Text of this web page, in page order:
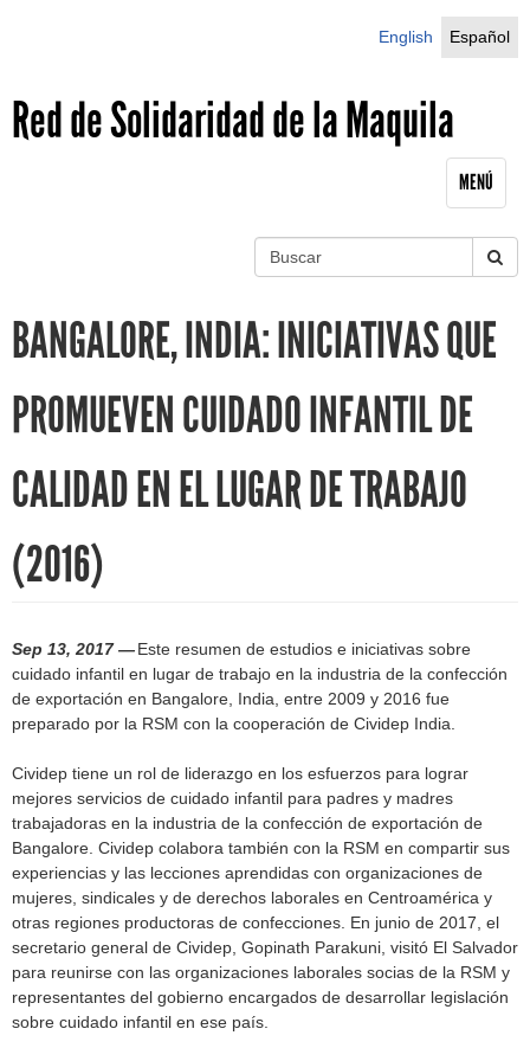
English
Español
Red de Solidaridad de la Maquila
MENÚ
BANGALORE, INDIA: INICIATIVAS QUE
PROMUEVEN CUIDADO INFANTIL DE
CALIDAD EN EL LUGAR DE TRABAJO
(2016)
Sep 13, 2017 —Este resumen de estudios e iniciativas sobre
cuidado infantil en lugar de trabajo en la industria de la confección
de exportación en Bangalore, India, entre 2009 y 2016 fue
preparado por la RSM con la cooperación de Cividep India.
Cividep tiene un rol de liderazgo en los esfuerzos para lograr
mejores servicios de cuidado infantil para padres y madres
trabajadoras en la industria de la confección de exportación de
Bangalore. Cividep colabora también con la RSM en compartir sus
experiencias y las lecciones aprendidas con organizaciones de
mujeres, sindicales y de derechos laborales en Centroamérica y
otras regiones productoras de confecciones. En junio de 2017, el
secretario general de Cividep, Gopinath Parakuni, visitó El Salvador
para reunirse con las organizaciones laborales socias de la RSM y
representantes del gobierno encargados de desarrollar legislación
sobre cuidado infantil en ese país.
S
e
a
r
c
r
m
u
c
a